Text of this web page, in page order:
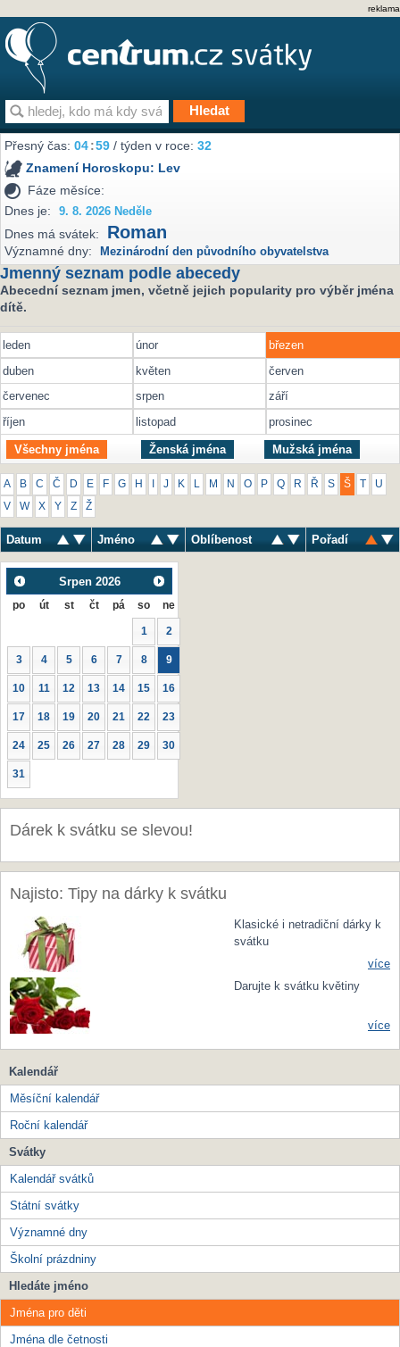
reklama
Přesný čas:04 59 / týden v roce:32
Znamení Horoskopu: Lev
Fáze měsíce:
Dnes je:
9. 8. 2026 Neděle
Dnes má svátek: Roman
Významné dny: Mezinárodní den původního obyvatelstva
Jmenný seznam podle abecedy
Abecední seznam jmen, včetně jejich popularity pro výběr jména
dítě.
leden únor
březen
duben
květen
červen
červenec
srpen
září
říjen
listopad prosinec
Všechny jména Ženská jména Mužská jména
A B C Č D E F G H J K M N O P Q R Ř S Š U
V W X Y Z Ž
Datum Jméno Oblíbenost Pořadí
Srpen 2026
po út st čt pá so ne
1 2
3 4 5 6 7 8 9
10 11 12 13 14 15 16
17 18 19 20 21 22 23
24 25 26 27 28 29 30
31
Dárek k svátku se slevou!
Najisto: Tipy na dárky k svátku
Klasické i netradiční dárky k
svátku
více
Darujte k svátku květiny
více
Kalendář
Měsíční kalendář
Roční kalendář
Svátky
Kalendář svátků
Státní svátky
Významné dny
Školní prázdniny
Hledáte jméno
Jména pro děti
Jména dle četnosti